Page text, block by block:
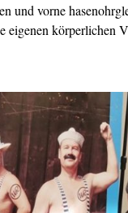
und vorne
körperlichen